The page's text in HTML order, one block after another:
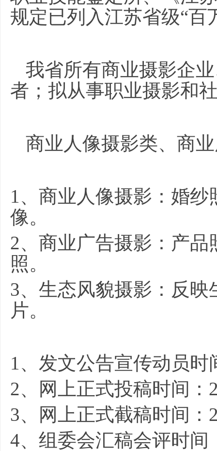
规定已列入江苏省级“百
我省所有商业摄影企
者；拟从事职业摄影和
商业人像摄影类、商
1、商业人像摄影：婚
像。
2、商业广告摄影：产
照。
3、生态风貌摄影：反
片。
1、发文公告宣传动员时
2、网上正式投稿时间：
3、网上正式截稿时间：
4、组委会汇稿会评时间